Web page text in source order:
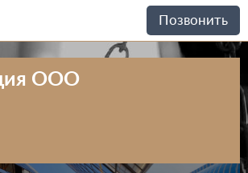
Позвонить
ООО